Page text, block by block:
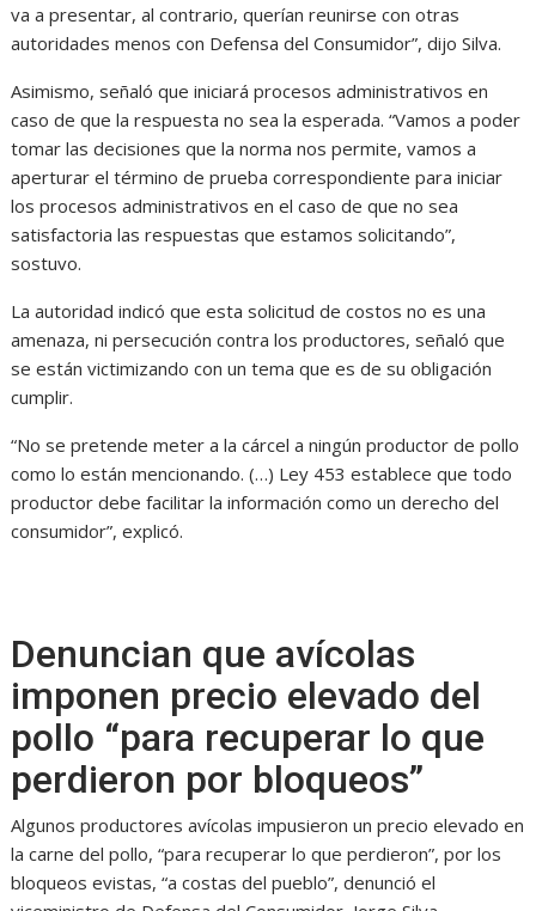
va a presentar, al contrario, querían reunirse con otras
autoridades menos con Defensa del Consumidor”, dijo Silva.
Asimismo, señaló que iniciará procesos administrativos en
caso de que la respuesta no sea la esperada. “Vamos a poder
tomar las decisiones que la norma nos permite, vamos a
aperturar el término de prueba correspondiente para iniciar
los procesos administrativos en el caso de que no sea
satisfactoria las respuestas que estamos solicitando”,
sostuvo.
La autoridad indicó que esta solicitud de costos no es una
amenaza, ni persecución contra los productores, señaló que
se están victimizando con un tema que es de su obligación
cumplir.
“No se pretende meter a la cárcel a ningún productor de pollo
como lo están mencionando. (…) Ley 453 establece que todo
productor debe facilitar la información como un derecho del
consumidor”, explicó.
Denuncian que avícolas
imponen precio elevado del
pollo “para recuperar lo que
perdieron por bloqueos”
Algunos productores avícolas impusieron un precio elevado en
la carne del pollo, “para recuperar lo que perdieron”, por los
bloqueos evistas, “a costas del pueblo”, denunció el